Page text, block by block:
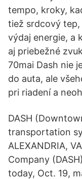
tempo, kroky,
tiež srdcový tep,
výdaj energie, a
aj priebežné
70mai Dash nie
do auta, ale
pri riadení a
DASH
transportation
ALEXANDRIA,
Company
today, Oct. 19,